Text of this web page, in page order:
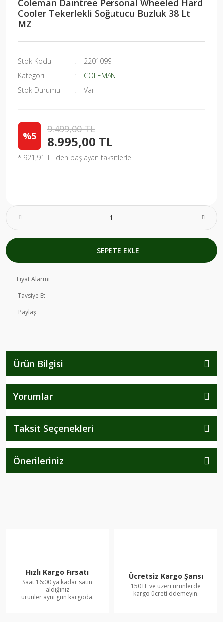
Coleman Daintree Personal Wheeled Hard
Cooler Tekerlekli Soğutucu Buzluk 38 Lt
MZ
Stok Kodu
2201099
Kategori
COLEMAN
Stok Durumu
Var
%5
9.499,00 TL
8.995,00 TL
* 921,91 TL den başlayan taksitlerle!
SEPETE EKLE
Fiyat Alarmı
Tavsiye Et
Paylaş
Ürün Bilgisi
Yorumlar
Taksit Seçenekleri
Önerileriniz
Hızlı Kargo Fırsatı
Saat 16:00'ya kadar satın
aldığınız
ürünler aynı gün kargoda.
Ücretsiz Kargo Şansı
150TL ve üzeri ürünlerde
kargo ücreti ödemeyin.